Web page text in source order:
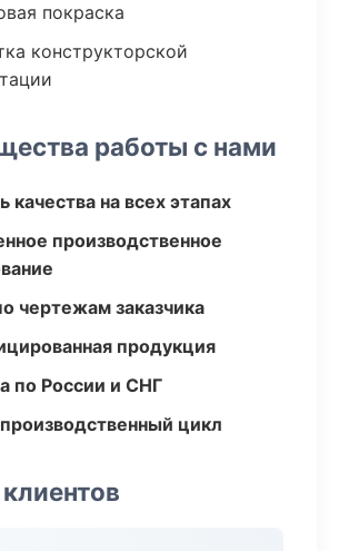
покраска
конструкторской
работы с нами
качества на всех этапах
производственное
чертежам заказчика
продукция
по России и СНГ
цикл